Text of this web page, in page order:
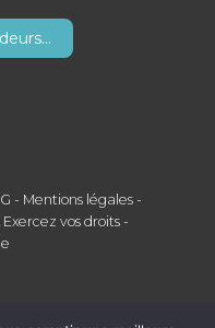
- Mentions légales -
Exercez vos droits -